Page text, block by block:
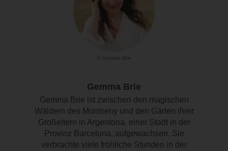
© Gemma Brie
Gemma Brie
Gemma Brie ist zwischen den magischen
Wäldern des Montseny und den Gärten ihrer
Großeltern in Argentona, einer Stadt in der
Provinz Barcelona, aufgewachsen. Sie
verbrachte viele fröhliche Stunden in der